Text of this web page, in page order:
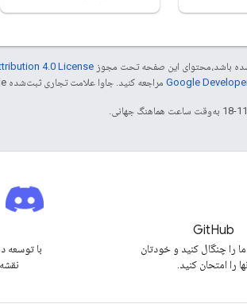
شده باشد،‌محتوای این صفحه تحت مجوز 4.0 License
مراجعه کنید. جاوا علامت تجاری ثبت‌شده Oracle و/یا شرکت‌های وابسته به آن است.
GitHub
را چنگال کنید و خودتان
را امتحان کنید.
با توسعه